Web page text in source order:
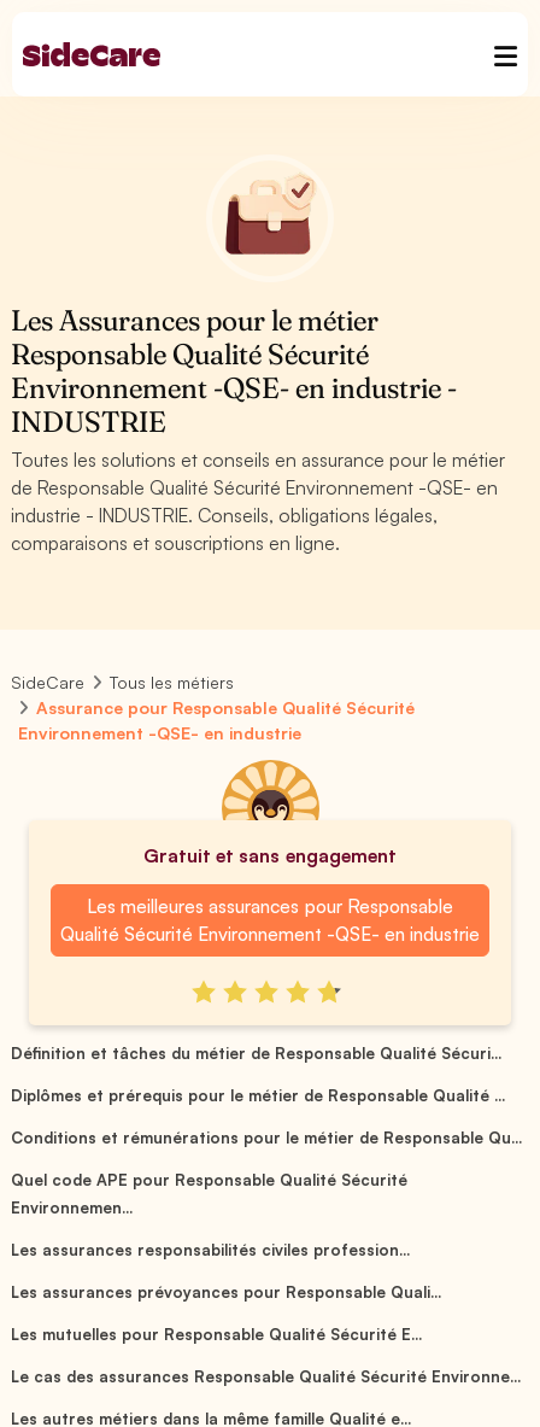
Les Assurances pour le métier
Responsable Qualité Sécurité
Environnement -QSE- en industrie -
INDUSTRIE
Toutes les solutions et conseils en assurance pour le métier
de Responsable Qualité Sécurité Environnement -QSE- en
industrie - INDUSTRIE. Conseils, obligations légales,
comparaisons et souscriptions en ligne.
SideCare
Tous les métiers
Assurance pour Responsable Qualité Sécurité
Environnement -QSE- en industrie
Gratuit et sans engagement
Les meilleures assurances pour Responsable
Qualité Sécurité Environnement -QSE- en industrie
Définition et tâches du métier de Responsable Qualité Sécuri...
Diplômes et prérequis pour le métier de Responsable Qualité ...
Conditions et rémunérations pour le métier de Responsable Qu...
Quel code APE pour Responsable Qualité Sécurité
Environnemen...
Les assurances responsabilités civiles profession...
Les assurances prévoyances pour Responsable Quali...
Les mutuelles pour Responsable Qualité Sécurité E...
Le cas des assurances Responsable Qualité Sécurité Environne...
Les autres métiers dans la même famille Qualité e...